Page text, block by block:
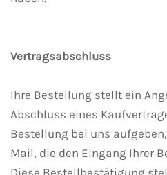
Vertragsabschluss
Ihre Bestellung stellt ein
Abschluss eines
Bestellung bei uns
Mail, die den Eingang Ihrer